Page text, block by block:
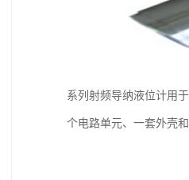
系列射频导纳液位计用
个电路单元、一套外壳